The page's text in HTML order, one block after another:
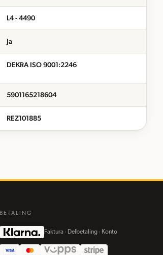
L4 - 4490
Ja
DEKRA ISO 9001:2246
5901165218604
REZ101885
BETALING
Faktura · Delbetaling · Konto